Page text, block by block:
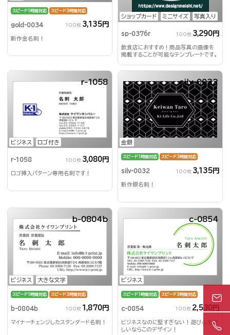
スピード1時間対応 スピード3時間対応
gold-0034 100枚 3,135円
新作金名刺！
ショップカード ミニサイズ 写真入り
sp-0376r 100枚 3,290円
飲食店におすすめ！商品写真の画像を
掲載することが可能なテンプレートです。
ビジネス ロゴ付き
r-1058
r-1058 100枚 3,080円
ロゴ挿入パターン専用名刺です！
金銀
silv-0032
スピード1時間対応 スピード3時間対応
silv-0032 100枚 3,135円
新作銀名刺！
ビジネス 大きな文字
b-0804b
スピード1時間対応 スピード3時間対応
b-0804b 100枚 1,870円
マイナーチェンジしたスタンダード名刺！
ビジネス
c-0854
スピード1時間対応 スピード3時間対応
c-0854 100枚 2,530円
ビジネスなのに堅すぎない！遊び心も欲
しいならこのデザイン！